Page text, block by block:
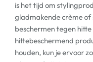
is het tijd om
gladmakende crème of
beschermen tegen
hittebeschermend
houden, kun je ervoor